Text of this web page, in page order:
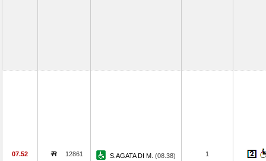
07.52 12861 S.AGATA DI M. (08.38) 1